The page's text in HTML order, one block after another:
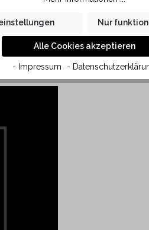
können
Dank der
Bari
sich
Nur
Alle Cookies akzeptieren
- Impressum -